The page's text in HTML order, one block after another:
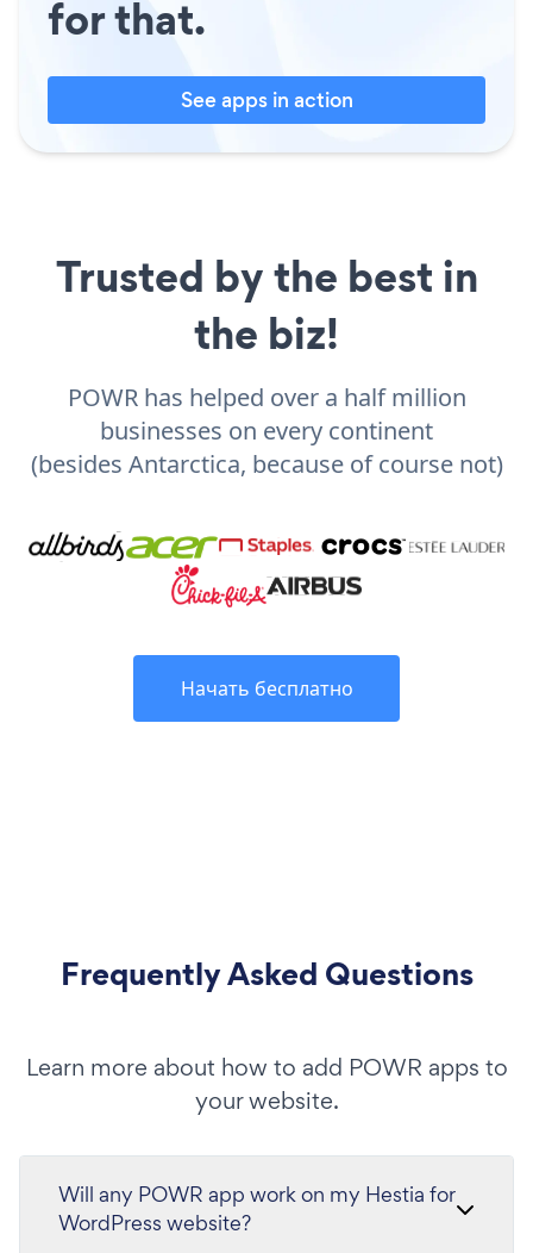
for that.
See apps in action
Trusted by the best in
the biz!
POWR has helped over a half million
businesses on every continent
(besides Antarctica, because of course not)
Начать бесплатно
Frequently Asked Questions
Learn more about how to add POWR apps to
your website.
Will any POWR app work on my Hestia for
WordPress website?